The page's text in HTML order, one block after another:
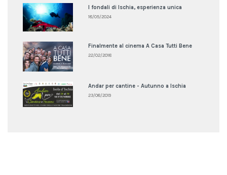
I fondali di Ischia, esperienza unica
18/05/2024
Finalmente al cinema A Casa Tutti Bene
22/02/2018
Andar per cantine - Autunno a Ischia
23/08/2019